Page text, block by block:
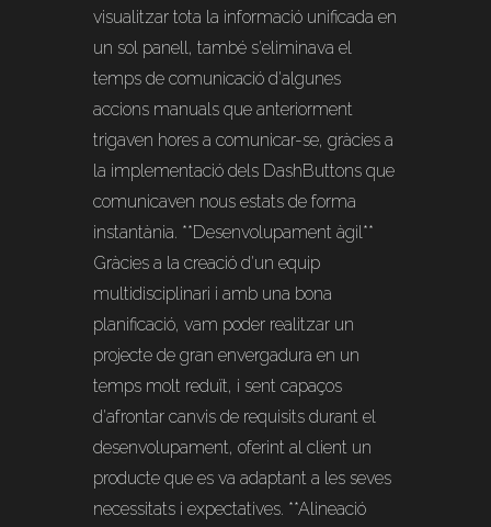
visualitzar tota la informació unificada en
un sol panell, també s'eliminava el
temps de comunicació d'algunes
accions manuals que anteriorment
trigaven hores a comunicar-se, gràcies a
la implementació dels DashButtons que
comunicaven nous estats de forma
instantània. **Desenvolupament àgil**
Gràcies a la creació d'un equip
multidisciplinari i amb una bona
planificació, vam poder realitzar un
projecte de gran envergadura en un
temps molt reduït, i sent capaços
d'afrontar canvis de requisits durant el
desenvolupament, oferint al client un
producte que es va adaptant a les seves
necessitats i expectatives. **Alineació